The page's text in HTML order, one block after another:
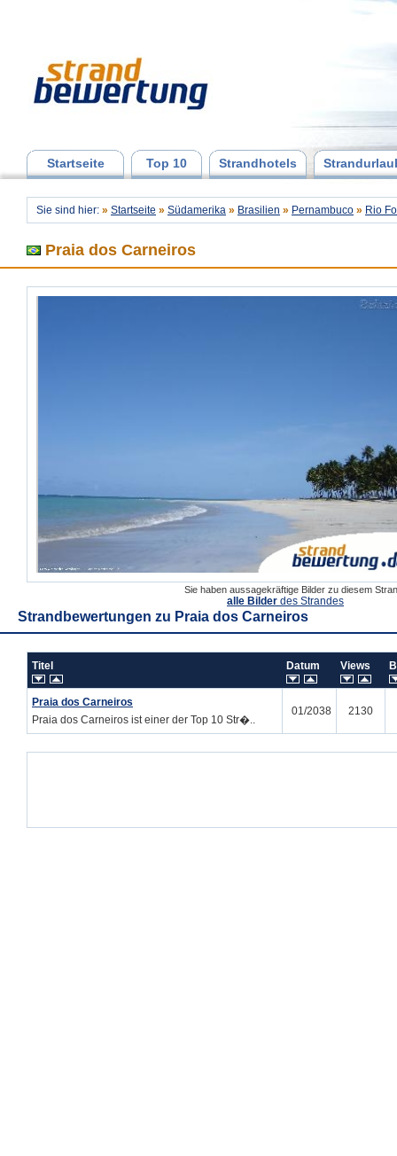
Startseite Top 10 Strandhotels
Sie sind hier: » Startseite » Südamerika » Brasilien » Pernambuco » Rio
Praia dos Carneiros
Sie haben aussagekräftige Bilder zu diesem
alle Bilder des Strandes
Strandbewertungen zu Praia dos Carneiros
Titel Datum Views
Praia dos Carneiros
Praia dos Carneiros ist einer der Top 10 Str�..
01/2038 2130